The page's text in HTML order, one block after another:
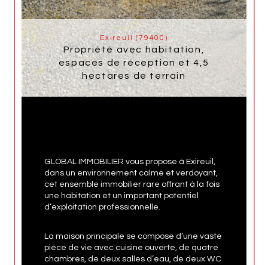
Exireuil (79400)
Propriété avec habitation,
espaces de réception et 4,5
hectares de terrain
GLOBAL IMMOBILIER vous propose à Exireuil,
dans un environnement calme et verdoyant,
cet ensemble immobilier rare offrant à la fois
une habitation et un important potentiel
d’exploitation professionnelle.
La maison principale se compose d’une vaste
pièce de vie avec cuisine ouverte, de quatre
chambres, de deux salles d’eau, de deux WC